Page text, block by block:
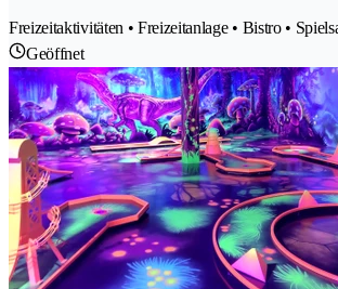
Freizeitaktivitäten • Freizeitanlage • Bistro •
Geöffnet